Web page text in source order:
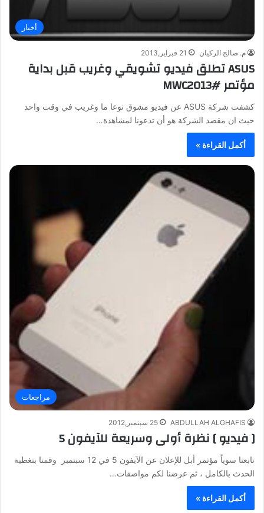
أخبار
م. صالح الركيان 21 فبراير,2013
ASUS تطلق فيديو تشويقي وغريب قبل بداية
مؤتمر #MWC2013
كشفت شركة ASUS عن فيديو مشوق نوعا ما وغريب في وقت واحد
حيث ان مقصد الشركة هو أن تدعونا لمشاهدة…
أكمل القراءة »
مراجعات
ABDULLAH ALGHAFIS 25 سبتمبر,2012
[ فيديو ] نظرة أولى وسريعة للآيفون 5
تابعنا سوياً مؤتمر أبل للإعلان عن الآيفون 5 في 12 سبتمبر وقمنا بتغطية
الحدث بالكامل ، ثم عرضنا لكم مواصفات…
أكمل القراءة »